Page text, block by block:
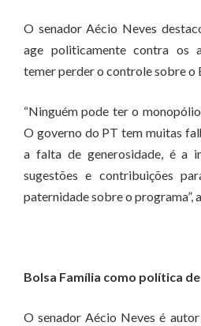
O senador Aécio Neves
age politicamente contra os
temer perder o controle sobre o
“Ninguém pode ter o
O governo do PT tem muitas
a falta de generosidade, é a
sugestões e contribuições
paternidade sobre o programa”,
Bolsa Família como política
O senador Aécio Neves é